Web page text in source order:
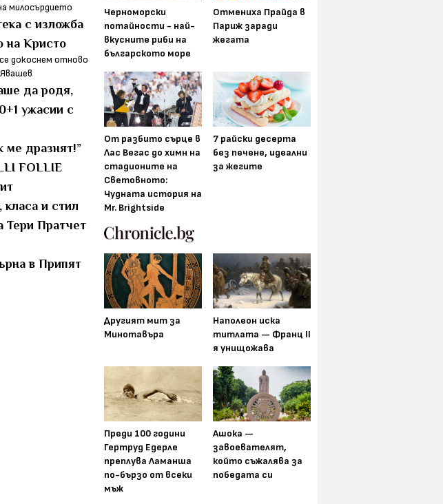
милосърдието
с изложба
на Кристо
докоснем отново
да родя,
ужасии с
ме дразнят!”
FOLLIE
и стил
Тери Пратчет
в Припят
Черноморски
потайности - най-
вкусните риби на
българското море
Отмениха Прайда в
Париж заради
жегата
От разбито сърце в
Лас Вегас до химн на
стадионите на
Световното:
Чудната история на
Mr. Brightside
7 райски десерта
без печене, идеални
за жегите
Другият мит за
Минотавъра
Наполеон иска
титлата — Франц II
я унищожава
Преди 100 години
Гертруд Едерле
преплува Ламанша
по-бързо от всеки
мъж
Ашока —
завоевателят,
който съжалява за
победата си